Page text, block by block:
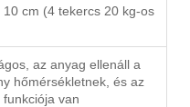
10 cm (4 tekercs 20 kg-os
az anyag ellenáll a
hőmérsékletnek, és az
van